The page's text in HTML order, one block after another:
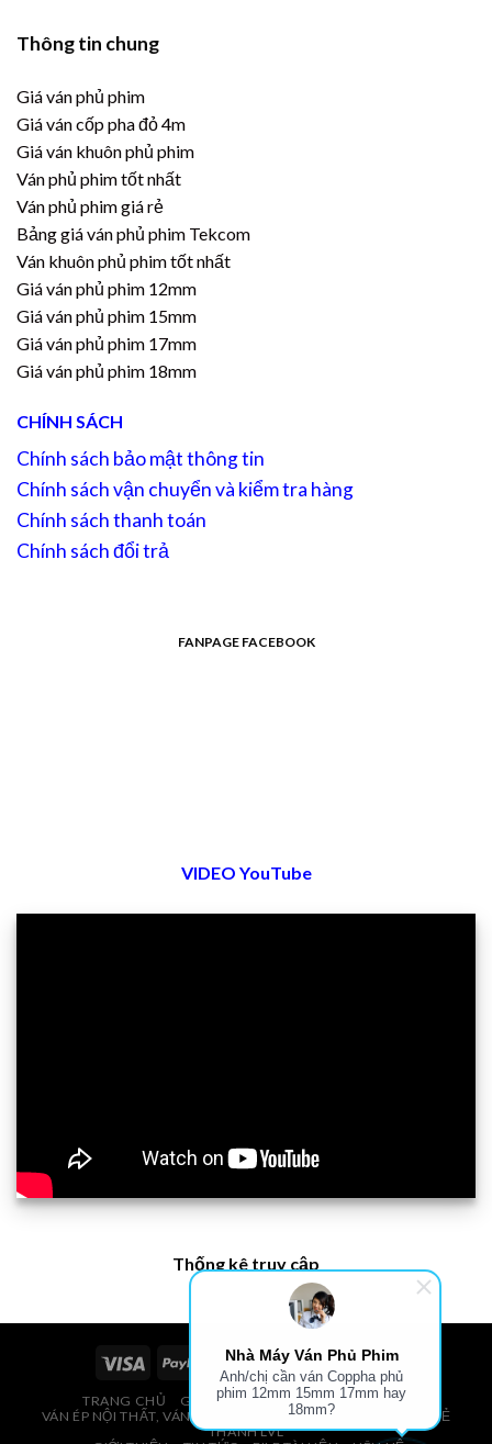
Thông tin chung
Giá ván phủ phim
Giá ván cốp pha đỏ 4m
Giá ván khuôn phủ phim
Ván phủ phim tốt nhất
Ván phủ phim giá rẻ
Bảng giá ván phủ phim Tekcom
Ván khuôn phủ phim tốt nhất
Giá ván phủ phim 12mm
Giá ván phủ phim 15mm
Giá ván phủ phim 17mm
Giá ván phủ phim 18mm
CHÍNH SÁCH
Chính sách bảo mật thông tin
Chính sách vận chuyển và kiểm tra hàng
Chính sách thanh toán
Chính sách đổi trả
FANPAGE FACEBOOK
VIDEO YouTube
Thống kê truy cập
TRANG CHỦ
GIÁ VÁN PHỦ PHIM, VÁN COPPHA
VÁN ÉP NỘI THẤT, VÁN ÉP BAO BÌ, VÁN SOFA, PALLETS, VÁN SẺ
THANH LVL
Nhà Máy Ván Phủ Phim
Anh/chị cần ván Coppha phủ
phim 12mm 15mm 17mm hay
18mm?